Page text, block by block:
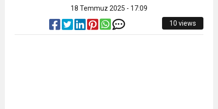
18 Temmuz 2025 - 17:09
10 views